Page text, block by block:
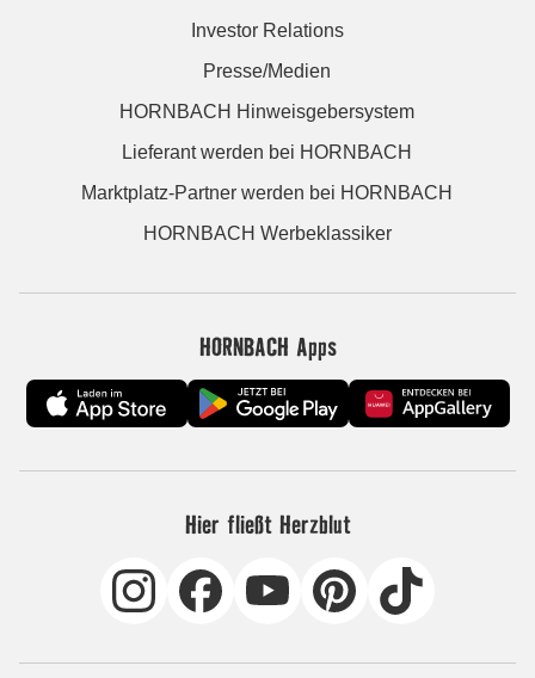
Investor Relations
Presse/Medien
HORNBACH Hinweisgebersystem
Lieferant werden bei HORNBACH
Marktplatz-Partner werden bei HORNBACH
HORNBACH Werbeklassiker
HORNBACH Apps
Hier fließt Herzblut